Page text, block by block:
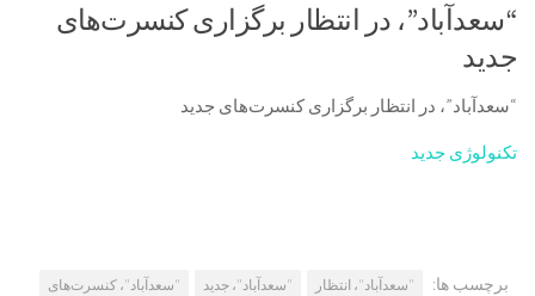
“سعدآباد”، در انتظار برگزاری کنسرت‌های
جدید
“سعدآباد”، در انتظار برگزاری کنسرت‌های جدید
تکنولوژی جدید
برچسب ها: "سعدآباد"، انتظار "سعدآباد"، جدید
"سعدآباد"، کنسرت‌های